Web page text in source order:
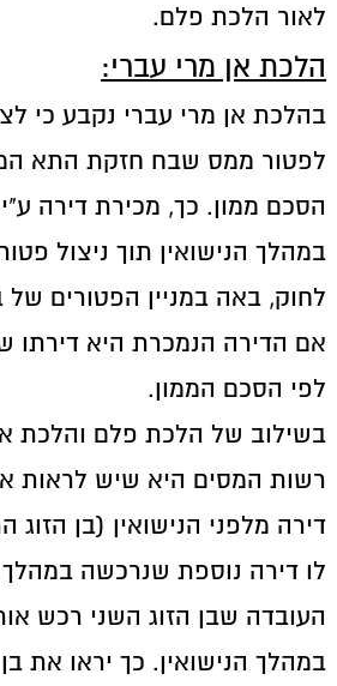
לאור הלכת פלם.
הלכת אן מרי עברי:
בהלכת אן מרי עברי נקבע כי
לפטור ממס שבח חזקת התא
הסכם ממון. כך, מכירת דירה ע"י
לחוק, באה במניין הפטורים של
אם הדירה הנמכרת היא דירתו
לפי הסכם הממון.
בשילוב של הלכת פלם והלכת
רשות המסים היא שיש לראות
דירה מלפני הנישואין (בן הזוג
לו דירה נוספת שנרכשה במהלך
העובדה שבן הזוג השני רכש
במהלך הנישואין. כך יראו את